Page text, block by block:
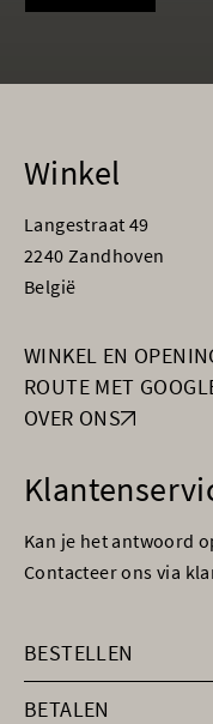
Winkel
Langestraat 49
2240 Zandhoven
België
WINKEL EN
ROUTE MET
OVER ONS
Kan je het antwoord
Contacteer ons via
BESTELLEN
BETALEN